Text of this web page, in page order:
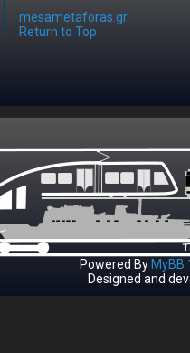
mesametaforas.gr
Return to Top
Powered By MyBB
Designed and